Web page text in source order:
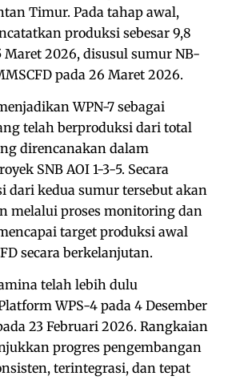
Timur. Pada tahap awal,
produksi sebesar 9,8
Maret 2026, disusul sumur NB-
pada 26 Maret 2026.
WPN-7 sebagai
telah berproduksi dari total
direncanakan dalam
SNB AOI 1-3-5. Secara
dari kedua sumur tersebut akan
melalui proses monitoring dan
target produksi awal
secara berkelanjutan.
telah lebih dulu
WPS-4 pada 4 Desember
23 Februari 2026. Rangkaian
progres pengembangan
terintegrasi, dan tepat